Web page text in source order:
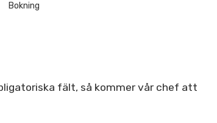
Bokning
fält, så kommer vår chef att